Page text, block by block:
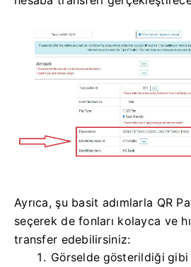
Ayrıca, şu basit adımlarla QR
seçerek de fonları kolayca ve
transfer edebilirsiniz:
Görselde gösterildiği gibi